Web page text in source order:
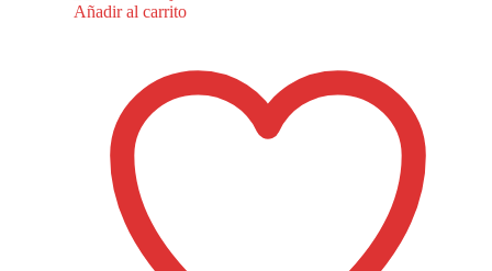
Añadir al carrito